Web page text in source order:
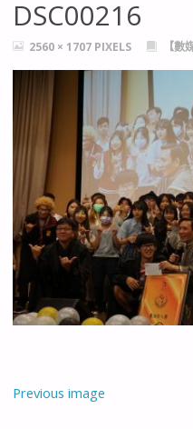
DSC00216
FULL2560 × 1707 PIXELS 【
Previous image